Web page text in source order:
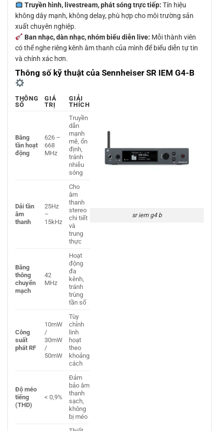
Truyền hình, livestream, phát sóng trực tiếp: Tín hiệu
không dây mạnh, không delay, phù hợp cho môi trường sản
xuất chuyên nghiệp.
Ban nhạc, dàn nhạc, nhóm biểu diễn live: Mỗi thành viên
có thể nghe riêng kênh âm thanh của mình để biểu diễn tự tin
và chính xác hơn.
Thông số kỹ thuật của Sennheiser SR IEM G4-B
THÔNG
SỐ
GIÁ
TRỊ
GIẢI
THÍCH
Băng
tần hoạt
động
626 –
668
MHz
Truyền
dẫn
mạnh
mẽ, ổn
định,
tránh
nhiễu
sóng
Dải tần
âm
thanh
25Hz
–
15kHz
Cho
âm
thanh
stereo
chi tiết
và
trung
thực
Băng
thông
chuyển
mạch
42
MHz
Hoạt
động
đa
kênh,
tránh
trùng
tần số
Công
suất
phát RF
10mW
/
30mW
/
50mW
Tùy
chỉnh
linh
hoạt
theo
khoảng
cách
Độ méo
tiếng
(THD)
< 0,9%
Đảm
bảo âm
thanh
sạch,
không
bị méo
sr iem g4 b